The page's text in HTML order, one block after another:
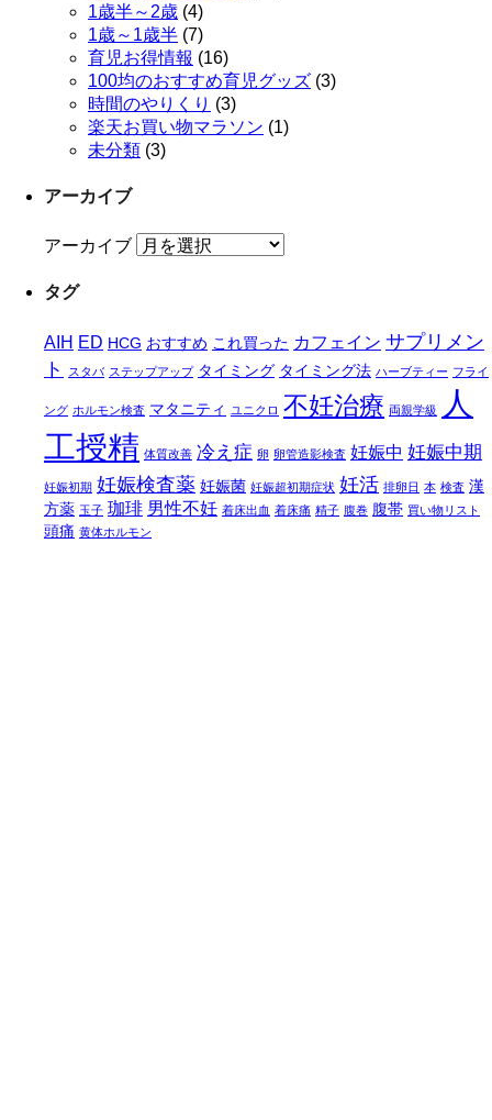
1歳半～2歳 (4)
1歳～1歳半 (7)
育児お得情報 (16)
100均のおすすめ育児グッズ (3)
時間のやりくり (3)
楽天お買い物マラソン (1)
未分類 (3)
アーカイブ
アーカイブ
タグ
AIH ED HCG おすすめ これ買った カフェイン サプリメン
ト
スタバ ステップアップ タイミング タイミング法 ハーブティー フライ
ング ホルモン検査 マタニティ ユニクロ 不妊治療 両親学級
人
工授精 体質改善 冷え症 卵 卵管造影検査 妊娠中 妊娠中期
妊娠初期 妊娠検査薬 妊娠菌 妊娠超初期症状 妊活 排卵日 本 検査 漢
方薬 玉子 珈琲 男性不妊 着床出血 着床痛 精子 腹巻 腹帯 買い物リスト
頭痛 黄体ホルモン